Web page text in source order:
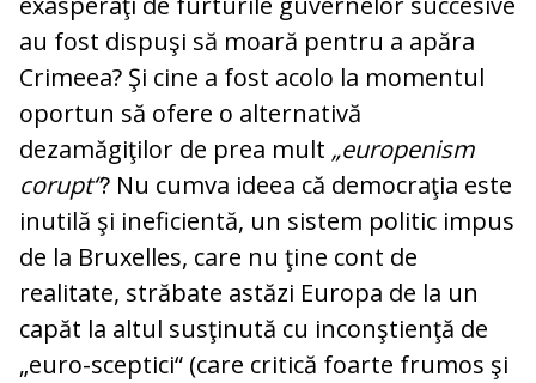
au fost dispuşi să moară pentru a apăra
Crimeea? Şi cine a fost acolo la momentul
oportun să ofere o alternativă
dezamăgiţilor de prea mult „europenism
corupt“? Nu cumva ideea că democraţia este
inutilă şi ineficientă, un sistem politic impus
de la Bruxelles, care nu ţine cont de
realitate, străbate astăzi Europa de la un
capăt la altul susţinută cu inconştienţă de
„euro-sceptici“ (care cri­ti­că foarte frumos şi